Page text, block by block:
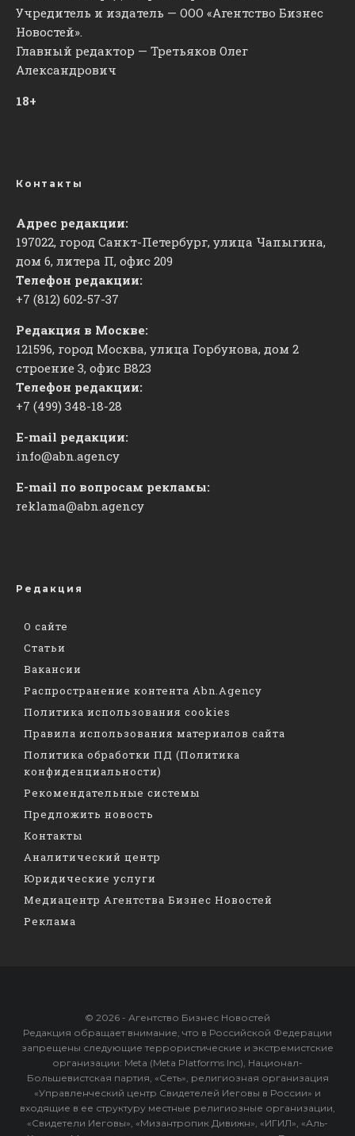
Учредитель и издатель — ООО «Агентство Бизнес
Новостей».
Главный редактор — Третьяков Олег
Александрович
18+
Контакты
Адрес редакции:
197022, город Санкт-Петербург, улица Чапыгина,
дом 6, литера П, офис 209
Телефон редакции:
+7 (812) 602-57-37
Редакция в Москве:
121596, город Москва, улица Горбунова, дом 2
строение 3, офис ​В823
Телефон редакции:
+7 (499) 348-18-28
E-mail редакции:
info@abn.agency
E-mail по вопросам рекламы:
reklama@abn.agency
Редакция
О сайте
Статьи
Вакансии
Распространение контента Abn.Agency
Политика использования cookies
Правила использования материалов сайта
Политика обработки ПД (Политика
конфиденциальности)
Рекомендательные системы
Предложить новость
Контакты
Аналитический центр
Юридические услуги
Медиацентр Агентства Бизнес Новостей
Реклама
© 2026 - Агентство Бизнес Новостей
Редакция обращает внимание, что в Российской Федерации
запрещены следующие террористические и экстремистские
организации: Meta (Meta Platforms Inc), Национал-
Большевистская партия, «Сеть», религиозная организация
«Управленческий центр Свидетелей Иеговы в России» и
входящие в ее структуру местные религиозные организации,
«Свидетели Иеговы», «Мизантропик Дивижн», «ИГИЛ», «Аль-